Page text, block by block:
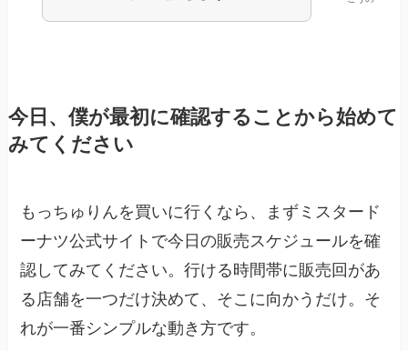
今日、僕が最初に確認することから始めて
みてください
もっちゅりんを買いに行くなら、まずミスタード
ーナツ公式サイトで今日の販売スケジュールを確
認してみてください。行ける時間帯に販売回があ
る店舗を一つだけ決めて、そこに向かうだけ。そ
れが一番シンプルな動き方です。